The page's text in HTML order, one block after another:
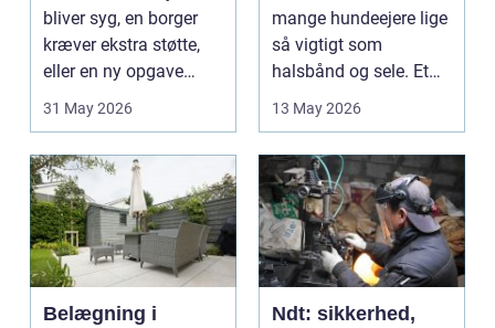
bliver syg, en borger
kræver ekstra støtte,
eller en ny opgave
opstår fra dag til...
31 May 2026
mange hundeejere lige
så vigtigt som
halsbånd og sele. Et
godt bur gi...
13 May 2026
Belægning i
Ndt: sikkerhed,